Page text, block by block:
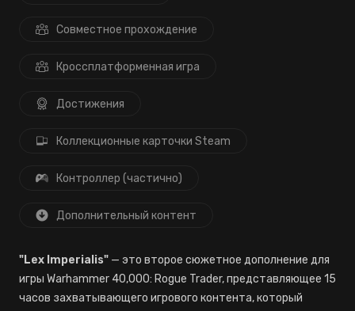
Совместное прохождение
Кроссплатформенная игра
Достижения
Коллекционные карточки Steam
Контроллер (частично)
Дополнительный контент
"Lex Imperialis" — это второе сюжетное дополнение для
игры Warhammer 40,000: Rogue Trader, представляющее 15
часов захватывающего игрового контента, который